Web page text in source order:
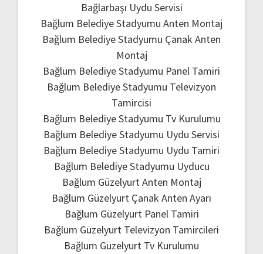
Bağlarbaşı Uydu Servisi
Bağlum Belediye Stadyumu Anten Montaj
Bağlum Belediye Stadyumu Çanak Anten
Montaj
Bağlum Belediye Stadyumu Panel Tamiri
Bağlum Belediye Stadyumu Televizyon
Tamircisi
Bağlum Belediye Stadyumu Tv Kurulumu
Bağlum Belediye Stadyumu Uydu Servisi
Bağlum Belediye Stadyumu Uydu Tamiri
Bağlum Belediye Stadyumu Uyducu
Bağlum Güzelyurt Anten Montaj
Bağlum Güzelyurt Çanak Anten Ayarı
Bağlum Güzelyurt Panel Tamiri
Bağlum Güzelyurt Televizyon Tamircileri
Bağlum Güzelyurt Tv Kurulumu